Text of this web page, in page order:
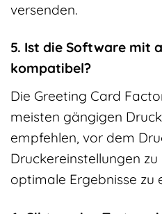
versenden.
5. Ist die Software mit
kompatibel?
Die Greeting Card
meisten gängigen
empfehlen, vor dem
Druckereinstellungen
optimale Ergebnisse zu